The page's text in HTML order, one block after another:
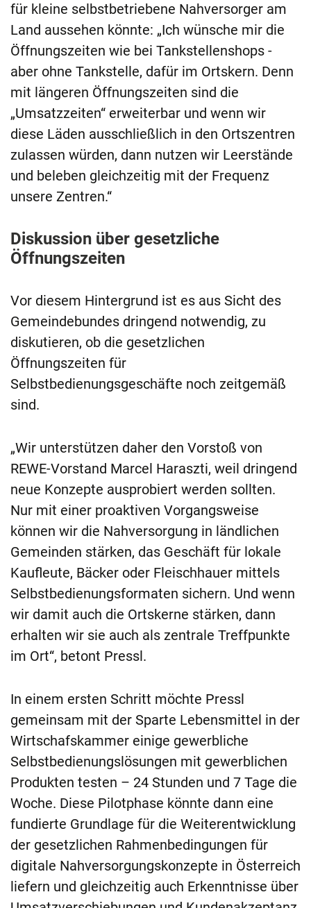
für kleine selbstbetriebene Nahversorger am
Land aussehen könnte: „Ich wünsche mir die
Öffnungszeiten wie bei Tankstellenshops -
aber ohne Tankstelle, dafür im Ortskern. Denn
mit längeren Öffnungszeiten sind die
„Umsatzzeiten“ erweiterbar und wenn wir
diese Läden ausschließlich in den Ortszentren
zulassen würden, dann nutzen wir Leerstände
und beleben gleichzeitig mit der Frequenz
unsere Zentren.“
Diskussion über gesetzliche
Öffnungszeiten
Vor diesem Hintergrund ist es aus Sicht des
Gemeindebundes dringend notwendig, zu
diskutieren, ob die gesetzlichen
Öffnungszeiten für
Selbstbedienungsgeschäfte noch zeitgemäß
sind.
„Wir unterstützen daher den Vorstoß von
REWE-Vorstand Marcel Haraszti, weil dringend
neue Konzepte ausprobiert werden sollten.
Nur mit einer proaktiven Vorgangsweise
können wir die Nahversorgung in ländlichen
Gemeinden stärken, das Geschäft für lokale
Kaufleute, Bäcker oder Fleischhauer mittels
Selbstbedienungsformaten sichern. Und wenn
wir damit auch die Ortskerne stärken, dann
erhalten wir sie auch als zentrale Treffpunkte
im Ort“, betont Pressl.
In einem ersten Schritt möchte Pressl
gemeinsam mit der Sparte Lebensmittel in der
Wirtschafskammer einige gewerbliche
Selbstbedienungslösungen mit gewerblichen
Produkten testen – 24 Stunden und 7 Tage die
Woche. Diese Pilotphase könnte dann eine
fundierte Grundlage für die Weiterentwicklung
der gesetzlichen Rahmenbedingungen für
digitale Nahversorgungskonzepte in Österreich
liefern und gleichzeitig auch Erkenntnisse über